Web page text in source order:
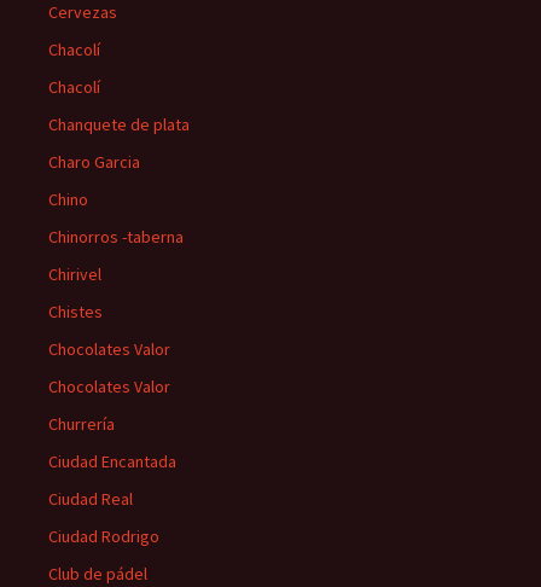
Cervezas
Chacolí
Chacolí
Chanquete de plata
Charo Garcia
Chino
Chinorros -taberna
Chirivel
Chistes
Chocolates Valor
Chocolates Valor
Churrería
Ciudad Encantada
Ciudad Real
Ciudad Rodrigo
Club de pádel